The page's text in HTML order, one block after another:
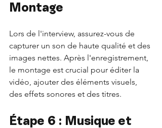
Montage
Lors de l'interview, assurez-vous de
capturer un son de haute qualité et des
images nettes. Après l'enregistrement,
le montage est crucial pour éditer la
vidéo, ajouter des éléments visuels,
des effets sonores et des titres.
Étape 6 : Musique et